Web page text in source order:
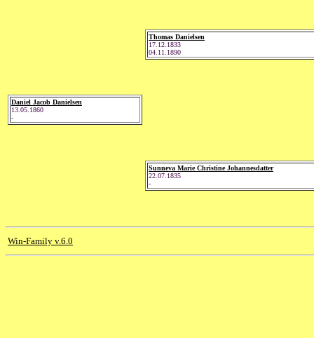
Daniel Jacob Danielsen
13.05.1860
-
Thomas Danielsen
17.12.1833
04.11.1890
Sunneva Marie Christine Johannesdatter
22.07.1835
-
Win-Family v.6.0